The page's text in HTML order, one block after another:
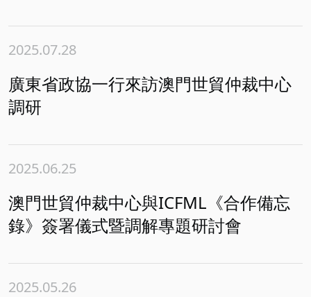
2025.07.28
廣東省政協一行來訪澳門世貿仲裁中心
調研
2025.06.25
澳門世貿仲裁中心與ICFML《合作備忘
錄》簽署儀式暨調解專題研討會
2025.05.26